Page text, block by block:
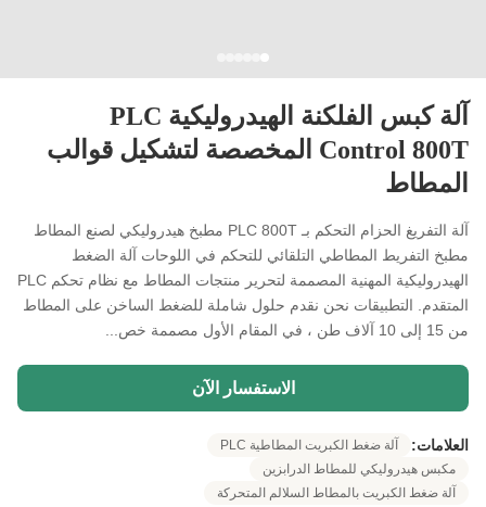
آلة كبس الفلكنة الهيدروليكية PLC
Control 800T المخصصة لتشكيل قوالب
المطاط
آلة التفريغ الحزام التحكم بـ PLC 800T مطبخ هيدروليكي لصنع المطاط
مطبخ التفريط المطاطي التلقائي للتحكم في اللوحات آلة الضغط
الهيدروليكية المهنية المصممة لتحرير منتجات المطاط مع نظام تحكم PLC
المتقدم. التطبيقات نحن نقدم حلول شاملة للضغط الساخن على المطاط
من 15 إلى 10 آلاف طن ، في المقام الأول مصممة خص...
الاستفسار الآن
العلامات:
آلة ضغط الكبريت المطاطية PLC
مكبس هيدروليكي للمطاط الدرابزين
آلة ضغط الكبريت بالمطاط السلالم المتحركة